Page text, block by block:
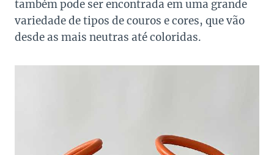
também pode ser encontrada em uma grande
variedade de tipos de couros e cores, que vão
desde as mais neutras até coloridas.